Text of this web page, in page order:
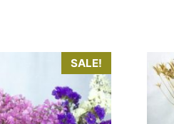
SALE!